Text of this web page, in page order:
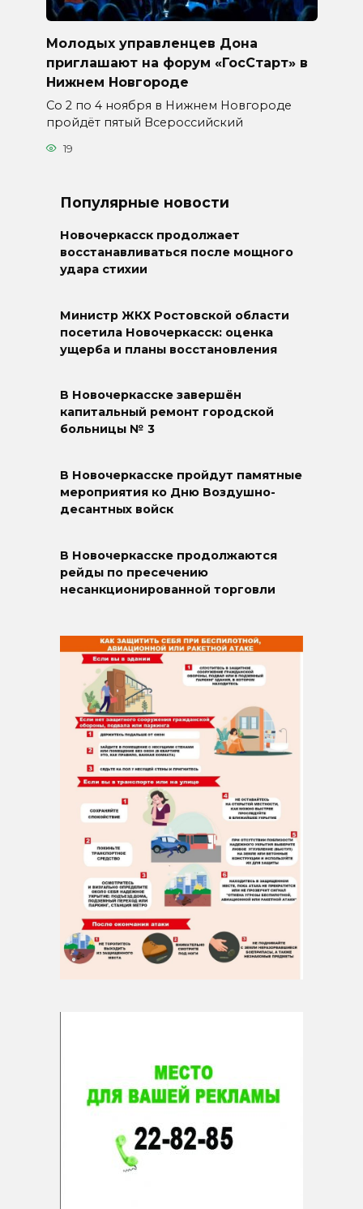
Молодых управленцев Дона
приглашают на форум «ГосСтарт» в
Нижнем Новгороде
Со 2 по 4 ноября в Нижнем Новгороде
пройдёт пятый Всероссийский
19
Популярные новости
Новочеркасск продолжает
восстанавливаться после мощного
удара стихии
Министр ЖКХ Ростовской области
посетила Новочеркасск: оценка
ущерба и планы восстановления
В Новочеркасске завершён
капитальный ремонт городской
больницы № 3
В Новочеркасске пройдут памятные
мероприятия ко Дню Воздушно-
десантных войск
В Новочеркасске продолжаются
рейды по пресечению
несанкционированной торговли